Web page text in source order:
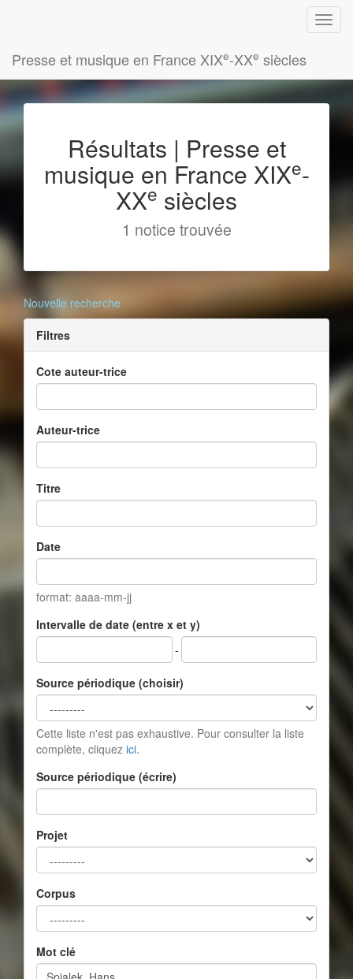
Presse et musique en France XIXe-XXe siècles
Résultats | Presse et
musique en France XIXe-
XXe siècles
1 notice trouvée
Nouvelle recherche
Filtres
Cote auteur-trice
Auteur-trice
Titre
Date
format: aaaa-mm-jj
Intervalle de date (entre x et y)
-
Source périodique (choisir)
Cette liste n'est pas exhaustive. Pour consulter la liste
complète, cliquez ici.
Source périodique (écrire)
Projet
Corpus
Mot clé